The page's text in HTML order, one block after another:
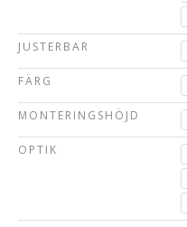
JUSTERBAR
FÄRG
MONTERINGSHÖJD
OPTIK